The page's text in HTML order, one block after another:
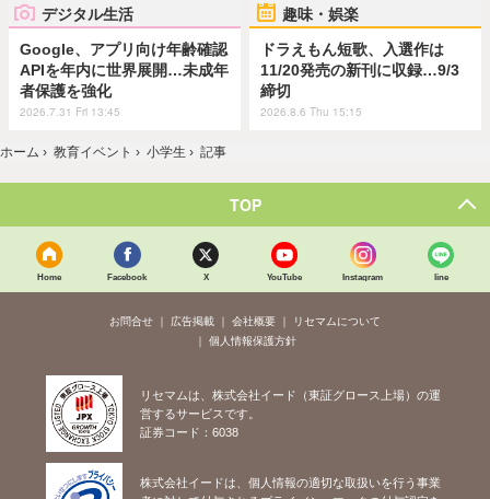
デジタル生活
Google、アプリ向け年齢確認
APIを年内に世界展開…未成年
者保護を強化
2026.7.31 Fri 13:45
趣味・娯楽
ドラえもん短歌、入選作は
11/20発売の新刊に収録…9/3
締切
2026.8.6 Thu 15:15
ホーム › 教育イベント › 小学生 › 記事
TOP
Home Facebook X YouTube Instagram line
お問合せ 広告掲載 会社概要
リセマムについて
個人情報保護方針
リセマムは、株式会社イード（東証グロース上場）の運
営するサービスです。
証券コード：6038
株式会社イードは、個人情報の適切な取扱いを行う事業